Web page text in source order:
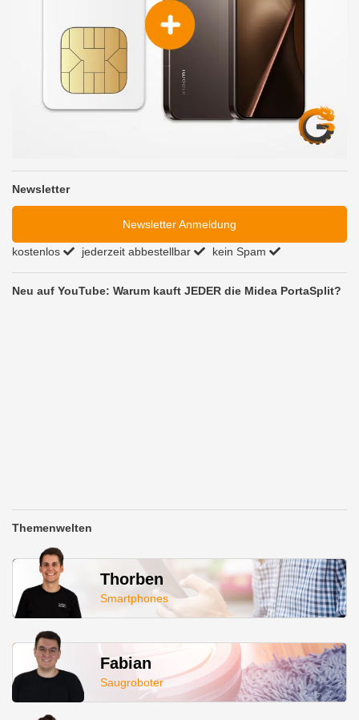
Newsletter
Newsletter Anmeldung
kostenlos jederzeit abbestellbar kein Spam
Neu auf YouTube: Warum kauft JEDER die Midea PortaSplit?
Themenwelten
Thorben
Smartphones
Fabian
Saugroboter